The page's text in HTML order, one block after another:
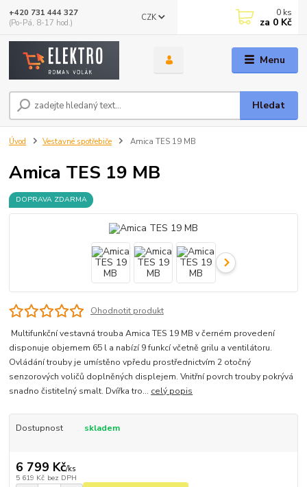
Menu
CZK
Hledat
+420 731 444 327
(Po-Pá, 8-17 hod.)
0 ks
za 0 Kč
Úvod Vestavné spotřebiče Amica TES 19 MB
Amica TES 19 MB
DOPRAVA ZDARMA
Ohodnotit produkt
Multifunkční vestavná trouba Amica TES 19 MB v černém provedení
disponuje objemem 65 l a nabízí 9 funkcí včetně grilu a ventilátoru.
Ovládání trouby je umístěno vpředu prostřednictvím 2 otočný
senzorových voličů doplněných displejem. Vnitřní povrch trouby pokrývá
snadno čistitelný smalt. Dvířka tro... celý popis
Dostupnost skladem
6 799 Kč/ks
5 619 Kč bez DPH